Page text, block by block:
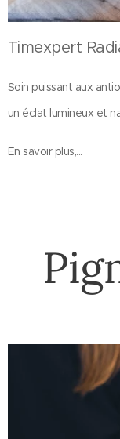
Timexpert
Soin puissant aux
un éclat lumineux et
En savoir plus,...